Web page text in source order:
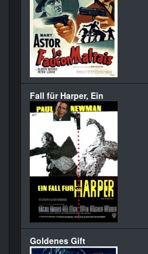
Fall für Harper, Ein
Goldenes Gift